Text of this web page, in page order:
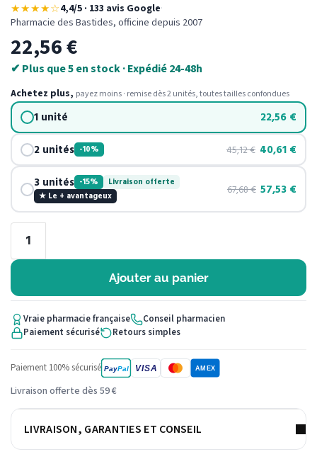
★★★★☆4,4/5 · 133 avis Google·
Pharmacie des Bastides, officine depuis 2007
22,56€
✔ Plus que 5 en stock · Expédié 24-48h
Achetez plus, payez moins · remise dès 2 unités, toutes tailles confondues
1 unité 22,56 €
2 unités -10% 45,12€ 40,61 €
3 unités -15%
Livraison offerte
★ Le + avantageux
67,68€ 57,53 €
Ajouter au panier
Vraie pharmacie française
Conseil pharmacien
Paiement sécurisé
Retours simples
Paiement 100% sécurisé PayPal VISA AMEX
Livraison offerte dès 59 €
LIVRAISON, GARANTIES ET CONSEIL